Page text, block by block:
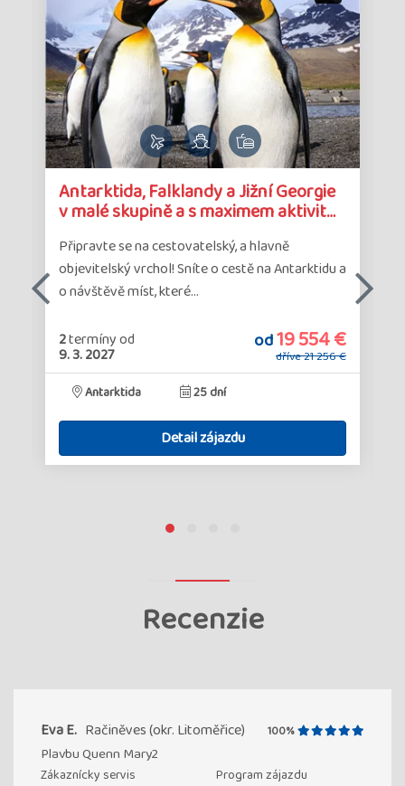
Antarktida, Falklandy a Jižní Georgie
v malé skupině a s maximem aktivit…
Připravte se na cestovatelský, a hlavně
objevitelský vrchol! Sníte o cestě na Antarktidu a
o návštěvě míst, které…
2termínyod
9. 3. 2027 od19 554 €
dříve21 256 €
Antarktida 25 dní
Detail zájazdu
Detail
zájazdu
Recenzie
Eva E. Račiněves (okr. Litoměřice) 100%
Plavbu Quenn Mary2
Zákaznícky servis Program zájazdu